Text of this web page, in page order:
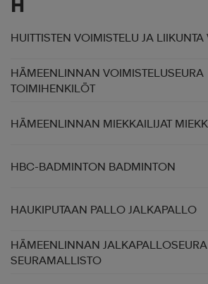
HUITTISTEN VOIMISTELU JA
HÄMEENLINNAN VOIMISTELUSEURA
TOIMIHENKILÖT
HÄMEENLINNAN MIEKKAILIJAT
HBC-BADMINTON BADMINTON
HAUKIPUTAAN PALLO JALKAPALLO
HÄMEENLINNAN
SEURAMALLISTO